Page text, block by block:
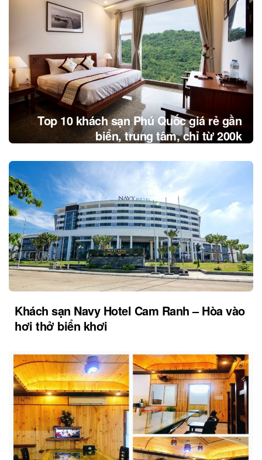
Top 10 khách sạn Phú Quốc giá rẻ gần
biển, trung tâm, chỉ từ 200k
Khách sạn Navy Hotel Cam Ranh – Hòa vào
hơi thở biển khơi